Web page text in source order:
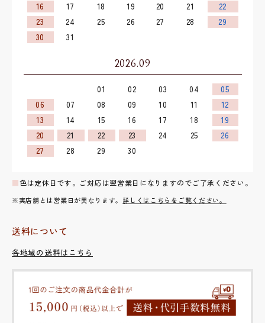
16
17 18 19 20 21
22
23
24 25 26 27 28
29
30
31
2026.09
01 02 03 04
05
06
07 08 09 10 11
12
13
14 15 16 17 18
19
20
21 22 23 24 25
26
27
28 29 30
■色は定休日です。ご対応は翌営業日になりますのでご了承ください。
※実店舗とは営業日が異なります。 詳しくはこちらをご覧ください。
送料について
各地域の送料はこちら